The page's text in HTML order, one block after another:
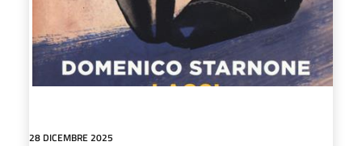
28 DICEMBRE 2025